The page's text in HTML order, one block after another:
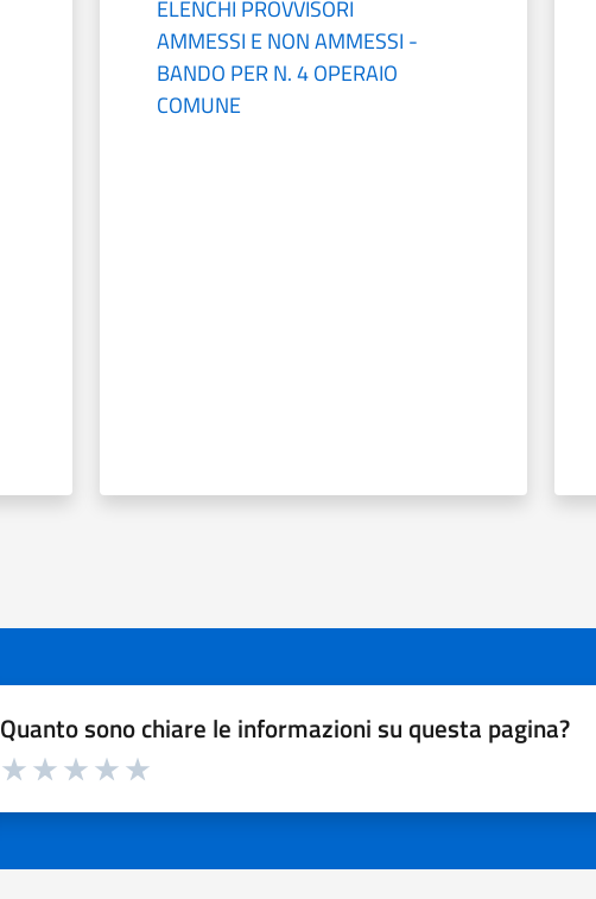
ELENCHI PROVVISORI
AMMESSI E NON AMMESSI -
BANDO PER N. 4 OPERAIO
COMUNE
Quanto sono chiare le informazioni su questa pagina?
Valuta da 1 a 5 stelle la pagina